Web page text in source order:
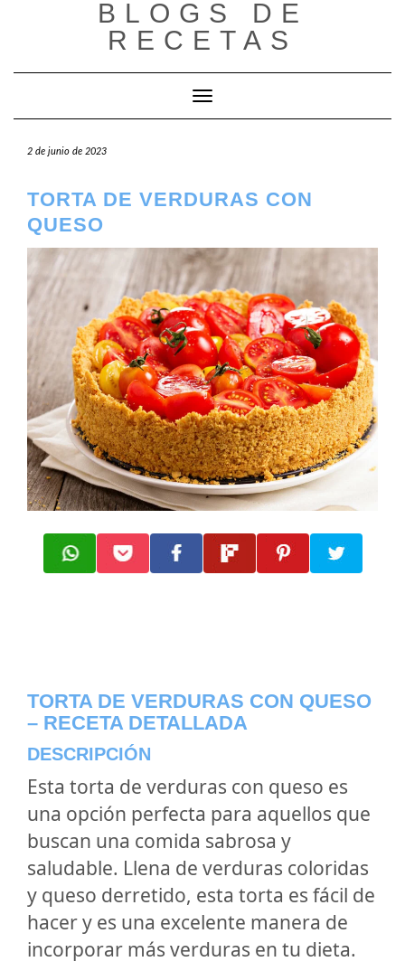
BLOGS DE
RECETAS
Cambiar modo de navegación
2 de junio de 2023
TORTA DE VERDURAS CON
QUESO
TORTA DE VERDURAS CON QUESO
– RECETA DETALLADA
DESCRIPCIÓN
Esta torta de verduras con queso es
una opción perfecta para aquellos que
buscan una comida sabrosa y
saludable. Llena de verduras coloridas
y queso derretido, esta torta es fácil de
hacer y es una excelente manera de
incorporar más verduras en tu dieta.